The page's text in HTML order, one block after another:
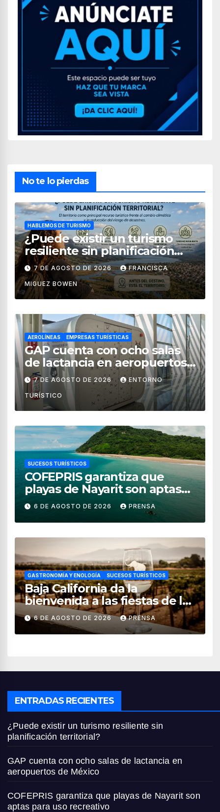
No te lo pierdas
HABLEMOS DE TURISMO
¿Puede existir un turismo
resiliente sin planificación
territorial?
7 DE AGOSTO DE 2026 FRANCISCA
MIGUEZ BOWEN
AEROLÍNEAS EMPRESAS TURÍSTICAS
GAP cuenta con ocho salas
de lactancia en aeropuertos
de México
7 DE AGOSTO DE 2026 ENTORNO
TURÍSTICO
SUCESOS TURÍSTICOS
COFEPRIS garantiza que
playas de Nayarit son aptas
para uso recreativo
6 DE AGOSTO DE 2026 PRENSA
GASTRONOMÍA Y ENOLOGÍA SUCESOS TURÍSTICOS
Baja California da la
bienvenida a las fiestas de la
vendimia 2026
6 DE AGOSTO DE 2026 PRENSA
ENTRADAS RECIENTES
¿Puede existir un turismo resiliente sin
planificación territorial?
GAP cuenta con ocho salas de lactancia en
aeropuertos de México
COFEPRIS garantiza que playas de Nayarit son
aptas para uso recreativo